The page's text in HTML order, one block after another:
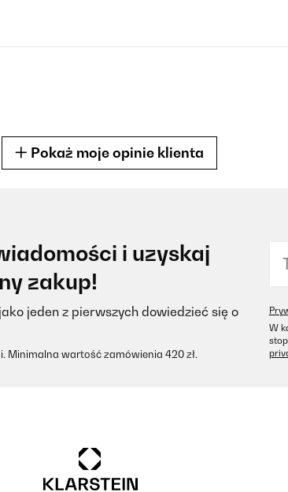
Pokaż moje opinie klienta
i uzyskaj
zakup!
jeden z pierwszych dowiedzieć się o
Minimalna wartość zamówienia 420 zł.
W